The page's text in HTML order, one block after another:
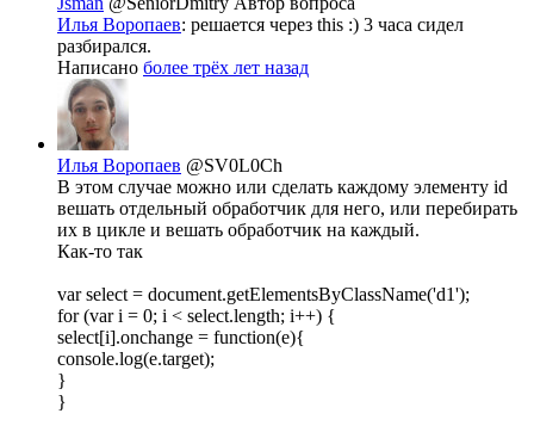
Илья Воропаев: решается через this :) 3 часа сидел
разбирался.
Написано более трёх лет назад
Илья Воропаев @SV0L0Ch
В этом случае можно или сделать каждому элементу id
вешать отдельный обработчик для него, или перебирать
их в цикле и вешать обработчик на каждый.
Как-то так
var select = document.getElementsByClassName('d1');
for (var i = 0; i < select.length; i++) {
select[i].onchange = function(e){
console.log(e.target);
}
}